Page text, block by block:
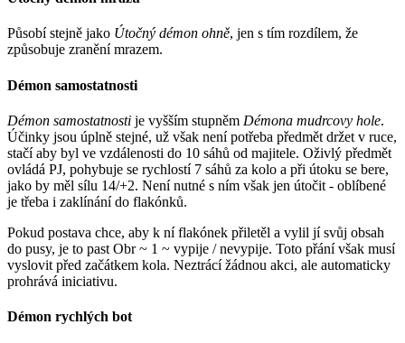
Působí stejně jako Útočný démon ohně, jen s tím rozdílem, že
způsobuje zranění mrazem.
Démon samostatnosti
Démon samostatnosti je vyšším stupněm Démona mudrcovy hole.
Účinky jsou úplně stejné, už však není potřeba předmět držet v ruce,
stačí aby byl ve vzdálenosti do 10 sáhů od majitele. Oživlý předmět
ovládá PJ, pohybuje se rychlostí 7 sáhů za kolo a při útoku se bere,
jako by měl sílu 14/+2. Není nutné s ním však jen útočit - oblíbené
je třeba i zaklínání do flakónků.
Pokud postava chce, aby k ní flakónek přiletěl a vylil jí svůj obsah
do pusy, je to past Obr ~ 1 ~ vypije / nevypije. Toto přání však musí
vyslovit před začátkem kola. Neztrácí žádnou akci, ale automaticky
prohrává iniciativu.
Démon rychlých bot